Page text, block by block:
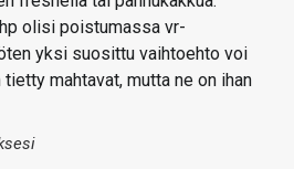
olisi poistumassa vr-
yksi suosittu vaihtoehto voi
tietty mahtavat, mutta ne on ihan